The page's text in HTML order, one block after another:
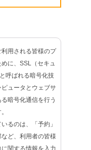
用される皆様のプ
に、SSL（セキュ
呼ばれる暗号化技
ュータとウェブサ
暗号化通信を行う
るのは、「予約」
など、利用者の皆様
関する情報を入力